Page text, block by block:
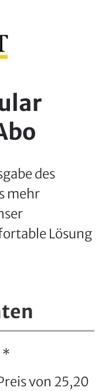
des
mehr
Lösung
*
von 25,20